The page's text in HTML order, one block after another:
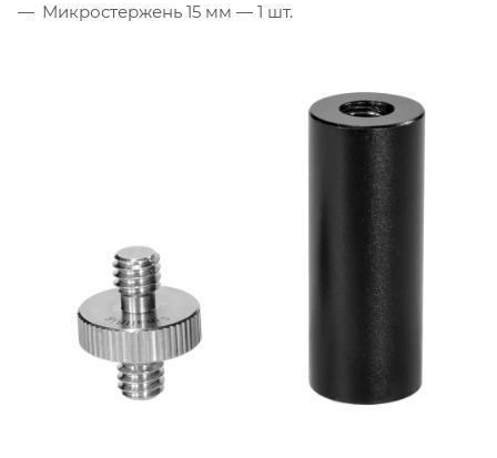
Микростержень 15 мм — 1 шт.